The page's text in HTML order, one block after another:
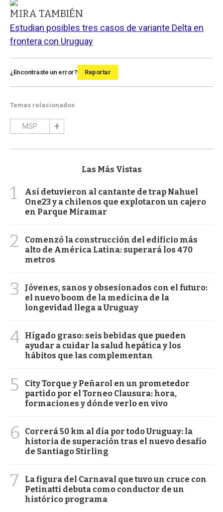
MIRA TAMBIÉN
Estudian posibles tres casos de variante Delta en
frontera con Uruguay
¿Encontraste un error? Reportar
Temas relacionados
MSP
Las Más Vistas
1
Así detuvieron al cantante de trap Nahuel
One23 y a chilenos que explotaron un cajero
en Parque Miramar
2
Comenzó la construcción del edificio más
alto de América Latina: superará los 470
metros
3
Jóvenes, sanos y obsesionados con el futuro:
el nuevo boom de la medicina de la
longevidad llega a Uruguay
4 Hígado graso: seis bebidas que pueden
ayudar a cuidar la salud hepática y los
hábitos que las complementan
5
City Torque y Peñarol en un prometedor
partido por el Torneo Clausura: hora,
formaciones y dónde verlo en vivo
6
Correrá 50 km al día por todo Uruguay: la
historia de superación tras el nuevo desafío
de Santiago Stirling
7
La figura del Carnaval que tuvo un cruce con
Petinatti debuta como conductor de un
histórico programa